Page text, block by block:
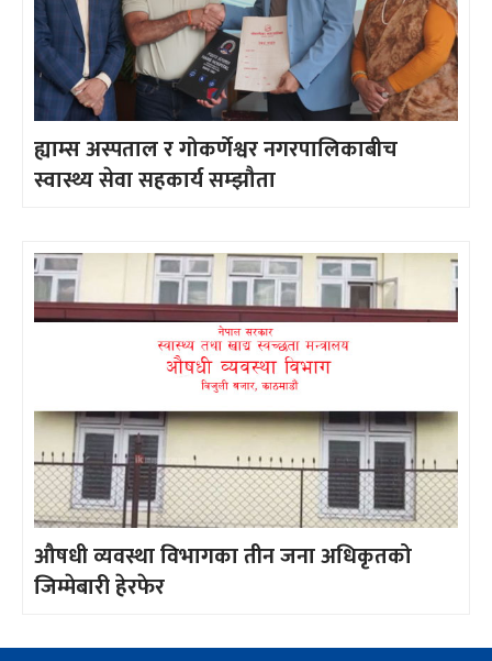
ह्याम्स अस्पताल र गोकर्णेश्वर नगरपालिकाबीच
स्वास्थ्य सेवा सहकार्य सम्झौता
औषधी व्यवस्था विभागका तीन जना अधिकृतको
जिम्मेबारी हेरफेर